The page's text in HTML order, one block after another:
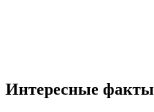
Интересные факты